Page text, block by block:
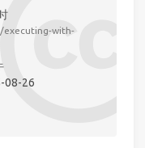
with-
08-26